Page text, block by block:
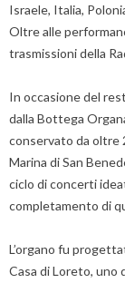
Israele, Italia,
Oltre alle
trasmissioni della
In occasione del
dalla Bottega
conservato da oltre
Marina di San
ciclo di concerti
completamento di
L’organo fu
Casa di Loreto, uno